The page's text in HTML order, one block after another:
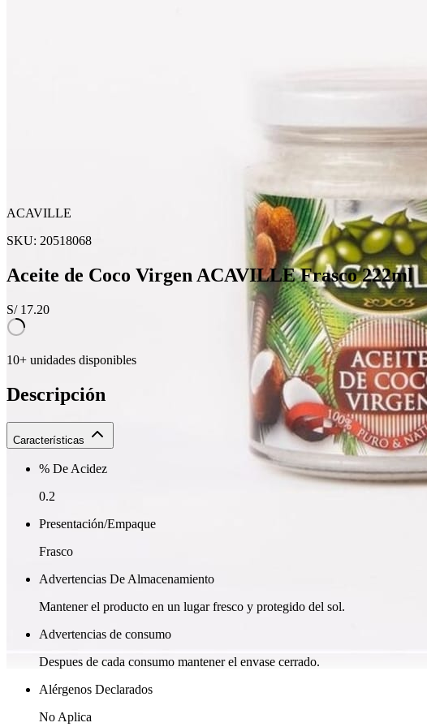
ACAVILLE
SKU: 20518068
Aceite de Coco Virgen ACAVILLE Frasco 222ml
S/ 17.20
10+ unidades disponibles
Descripción
Características
% De Acidez
0.2
Presentación/Empaque
Frasco
Advertencias De Almacenamiento
Mantener el producto en un lugar fresco y protegido del sol.
Advertencias de consumo
Despues de cada consumo mantener el envase cerrado.
Alérgenos Declarados
No Aplica